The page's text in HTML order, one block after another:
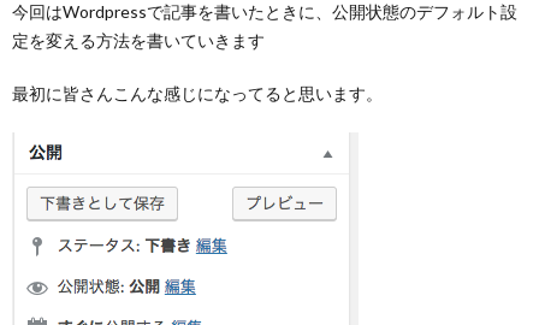
今回はWordpressで記事を書いたときに、公開状態のデフォルト設
定を変える方法を書いていきます
最初に皆さんこんな感じになってると思います。